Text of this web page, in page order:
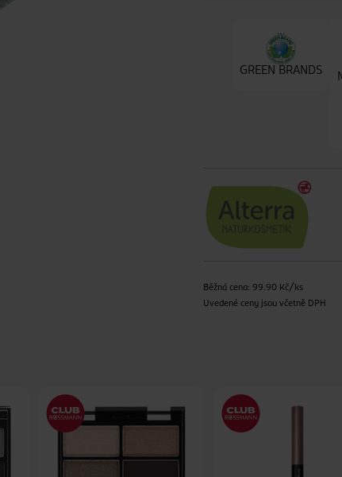
GREEN BRANDS
Běžná cena: 99.90 Kč/ks
Uvedené ceny jsou včetně DPH